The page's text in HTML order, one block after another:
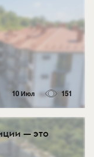
10 Июл 151
— это